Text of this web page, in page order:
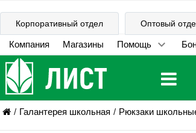
Корпоративный отдел Оптовый
Компания Магазины Помощь
Галантерея школьная Рюкзаки